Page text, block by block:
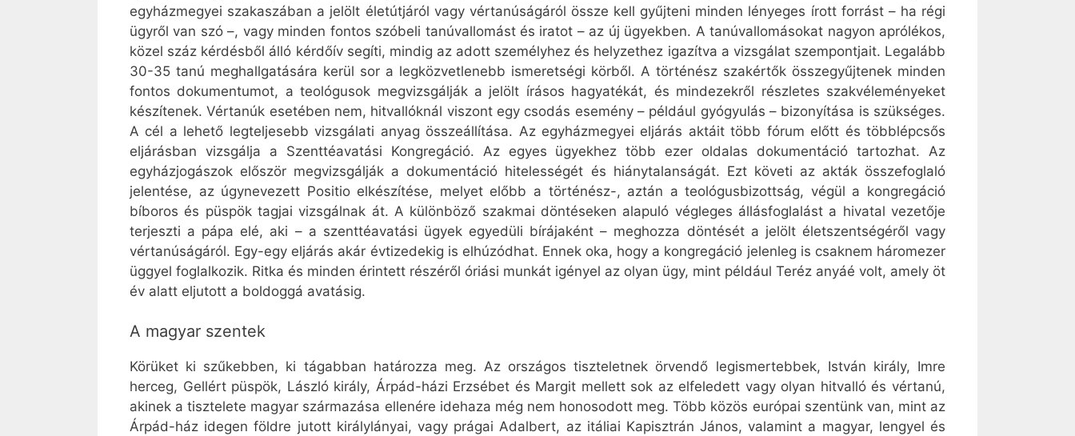
egyházmegyei szakaszában a jelölt életútjáról vagy vértanúságáról össze kell gyűjteni minden lényeges írott forrást – ha régi
ügyről van szó –, vagy minden fontos szóbeli tanúvallomást és iratot – az új ügyekben. A tanúvallomásokat nagyon aprólékos,
közel száz kérdésből álló kérdőív segíti, mindig az adott személyhez és helyzethez igazítva a vizsgálat szempontjait. Legalább
30-35 tanú meghallgatására kerül sor a legközvetlenebb ismeretségi körből. A történész szakértők összegyűjtenek minden
fontos dokumentumot, a teológusok megvizsgálják a jelölt írásos hagyatékát, és mindezekről részletes szakvéleményeket
készítenek. Vértanúk esetében nem, hitvallóknál viszont egy csodás esemény – például gyógyulás – bizonyítása is szükséges.
A cél a lehető legteljesebb vizsgálati anyag összeállítása. Az egyházmegyei eljárás aktáit több fórum előtt és többlépcsős
eljárásban vizsgálja a Szenttéavatási Kongregáció. Az egyes ügyekhez több ezer oldalas dokumentáció tartozhat. Az
egyházjogászok először megvizsgálják a dokumentáció hitelességét és hiánytalanságát. Ezt követi az akták összefoglaló
jelentése, az úgynevezett Positio elkészítése, melyet előbb a történész-, aztán a teológusbizottság, végül a kongregáció
bíboros és püspök tagjai vizsgálnak át. A különböző szakmai döntéseken alapuló végleges állásfoglalást a hivatal vezetője
terjeszti a pápa elé, aki – a szenttéavatási ügyek egyedüli bírájaként – meghozza döntését a jelölt életszentségéről vagy
vértanúságáról. Egy-egy eljárás akár évtizedekig is elhúzódhat. Ennek oka, hogy a kongregáció jelenleg is csaknem háromezer
üggyel foglalkozik. Ritka és minden érintett részéről óriási munkát igényel az olyan ügy, mint például Teréz anyáé volt, amely öt
év alatt eljutott a boldoggá avatásig.
A magyar szentek
Körüket ki szűkebben, ki tágabban határozza meg. Az országos tiszteletnek örvendő legismertebbek, István király, Imre
herceg, Gellért püspök, László király, Árpád-házi Erzsébet és Margit mellett sok az elfeledett vagy olyan hitvalló és vértanú,
akinek a tisztelete magyar származása ellenére idehaza még nem honosodott meg. Több közös európai szentünk van, mint az
Árpád-ház idegen földre jutott királylányai, vagy prágai Adalbert, az itáliai Kapisztrán János, valamint a magyar, lengyel és